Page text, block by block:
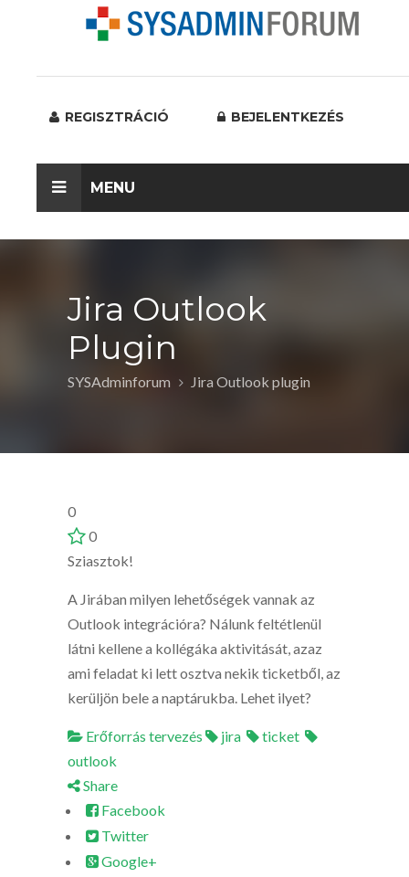
REGISZTRÁCIÓ BEJELENTKEZÉS
MENU
Jira Outlook
Plugin
SYSAdminforum Jira Outlook plugin
0
0
Sziasztok!
A Jirában milyen lehetőségek vannak az
Outlook integrációra? Nálunk feltétlenül
látni kellene a kollégáka aktivitását, azaz
ami feladat ki lett osztva nekik ticketből, az
kerüljön bele a naptárukba. Lehet ilyet?
Erőforrás tervezés jira
ticket
outlook
Share
Facebook
Twitter
Google+